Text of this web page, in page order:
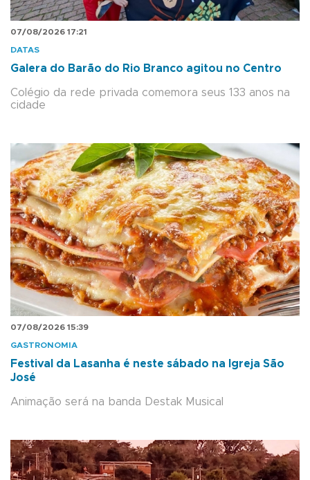
07/08/2026 17:21
DATAS
Galera do Barão do Rio Branco agitou no Centro
Colégio da rede privada comemora seus 133 anos na
cidade
07/08/2026 15:39
GASTRONOMIA
Festival da Lasanha é neste sábado na Igreja São
José
Animação será na banda Destak Musical